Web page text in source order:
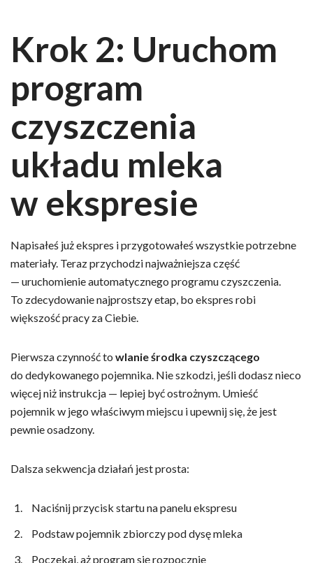
Krok 2: Uruchom
program
czyszczenia
układu mleka
w ekspresie
Napisałeś już ekspres i przygotowałeś wszystkie potrzebne
materiały. Teraz przychodzi najważniejsza część
— uruchomienie automatycznego programu czyszczenia.
To zdecydowanie najprostszy etap, bo ekspres robi
większość pracy za Ciebie.
Pierwsza czynność to wlanie środka czyszczącego
do dedykowanego pojemnika. Nie szkodzi, jeśli dodasz nieco
więcej niż instrukcja — lepiej być ostrożnym. Umieść
pojemnik w jego właściwym miejscu i upewnij się, że jest
pewnie osadzony.
Dalsza sekwencja działań jest prosta:
Naciśnij przycisk startu na panelu ekspresu
Podstaw pojemnik zbiorczy pod dysę mleka
Poczekaj, aż program się rozpocznie